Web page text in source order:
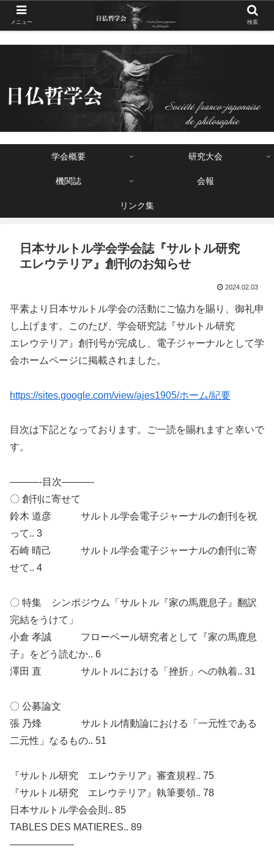
学会概要 研究大会
機関誌 会報
リンク集
日本サルトル学会学会誌『サルトル研究
エレウテリア』創刊のお知らせ
2024.02.03
平素より日本サルトル学会の活動にご協力を賜り、御礼申
し上げます。このたび、学会研究誌『サルトル研究
エレウテリア』創刊号が完成し、電子ジャーナルとして学
会ホームページに掲載されました。
https://sites.google.com/view/ajes1905/ホーム/紀要
目次は下記となっております。ご一読を賜れますと幸いで
す。
———-目次———-
〇 創刊に寄せて
鈴木 道彦 サルトル学会電子ジャーナルの創刊を祝
って.. 3
石崎 晴己 サルトル学会電子ジャーナルの創刊に寄
せて.. 4
〇 特集 シンポジウム「サルトル『家の馬鹿息子』翻訳
完結をうけて」
小倉 孝誠 フローベール研究者として『家の馬鹿息
子』をどう読むか.. 6
澤田 直 サルトルにおける「挫折」への執着.. 31
〇 公募論文
張 乃烽 サルトル情動論における「一元性である
二元性」なるもの.. 51
『サルトル研究 エレウテリア』審査規程.. 75
『サルトル研究 エレウテリア』執筆要領.. 78
日本サルトル学会会則.. 85
TABLES DES MATIERES.. 89
——————–
メニュー 検索